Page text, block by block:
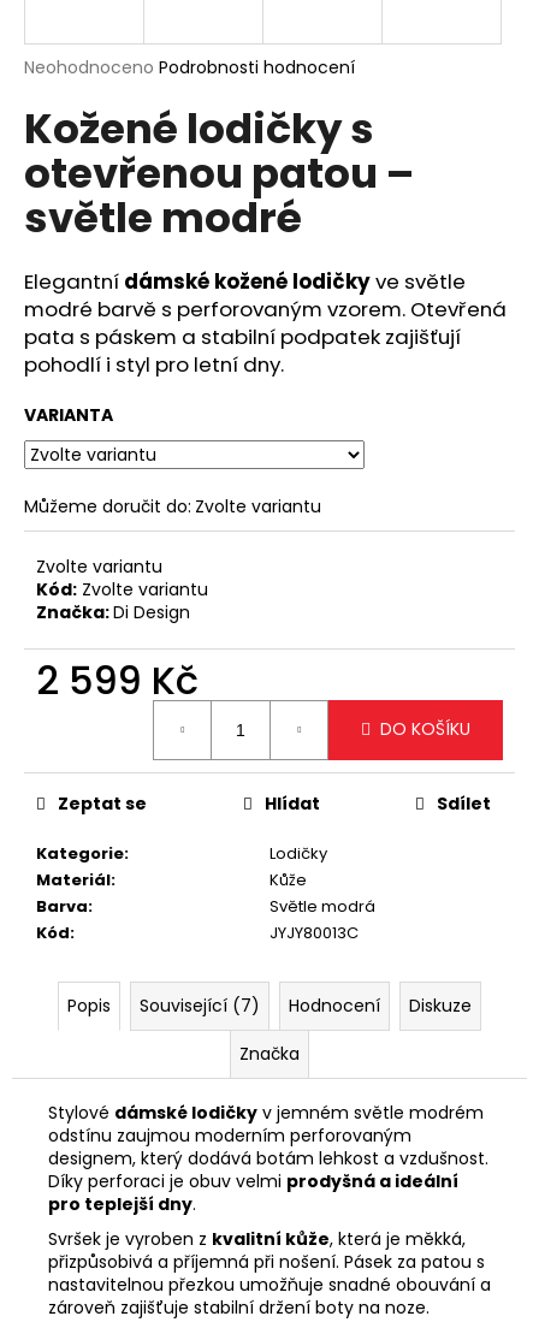
Průměrné
produktu
je
z
5
hvězdiček.
Neohodnoceno Podrobnosti hodnocení
Kožené lodičky s
otevřenou patou –
světle modré
Elegantní dámské kožené lodičkyve světle
modré barvě s perforovaným vzorem. Otevřená
pata s páskem a stabilní podpatek zajišťují
pohodlí i styl pro letní dny.
VARIANTA
Můžeme doručit do: Zvolte variantu
Zvolte variantu
Kód: Zvolte variantu
Značka:Di Design
2 599 Kč
DO KOŠÍKU
Kategorie:
Lodičky
Materiál:
Kůže
Barva:
Světle modrá
Kód: JYJY80013C
Zeptat se Hlídat Sdílet
Popis Související (7) Hodnocení
Diskuze
Značka
Stylové dámské lodičky v jemném světle modrém
odstínu zaujmou moderním perforovaným
designem, který dodává botám lehkost a vzdušnost.
Díky perforaci je obuv velmi prodyšná a ideální
pro teplejší dny.
Svršek je vyroben z kvalitní kůže, která je měkká,
přizpůsobivá a příjemná při nošení. Pásek za patou s
nastavitelnou přezkou umožňuje snadné obouvání a
zároveň zajišťuje stabilní držení boty na noze.
j
t
?
HLEDAT
D
o
p
o
u
č
u
e
m
BÍLÁ
KABELKA
499
Kč